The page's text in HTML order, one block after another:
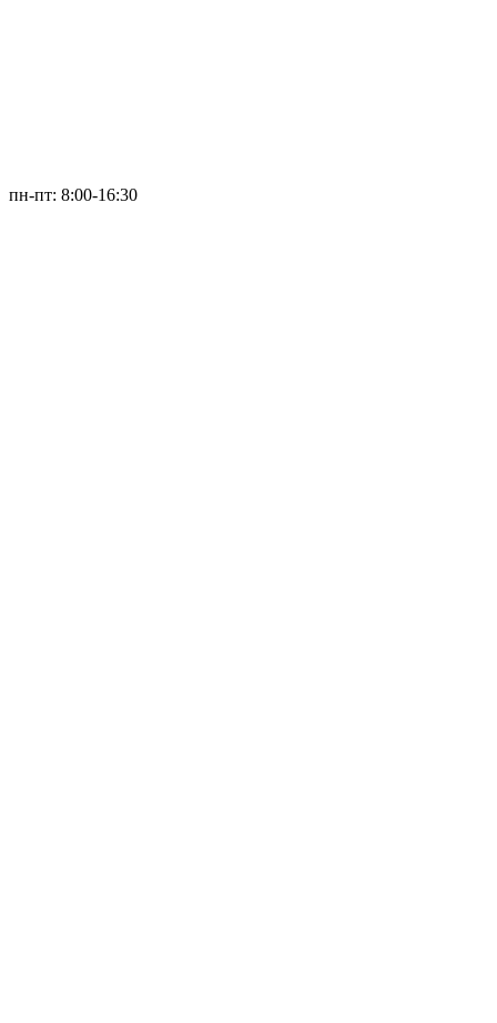
пн-пт: 8:00-16:30